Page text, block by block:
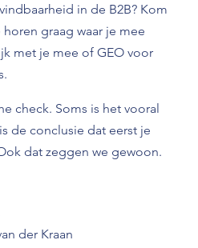
in de B2B? Kom
graag waar je mee
met je mee of GEO voor
check. Soms is het vooral
de conclusie dat eerst je
dat zeggen we gewoon.
der Kraan